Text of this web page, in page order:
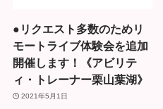
●リクエスト多数のためリ
モートライブ体験会を追加
開催します！《アビリテ
ィ・トレーナー栗山葉湖》
2021年5月1日